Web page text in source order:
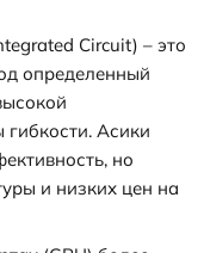
Circuit) – это
определенный
Асики
но
и низких цен на